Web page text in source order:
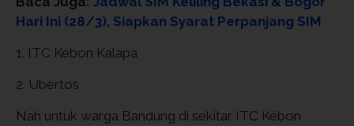
Hari Ini (28/3), Siapkan Syarat Perpanjang SIM
1. ITC Kebon Kalapa
2. Ubertos
Nah untuk warga Bandung di sekitar ITC Kebon